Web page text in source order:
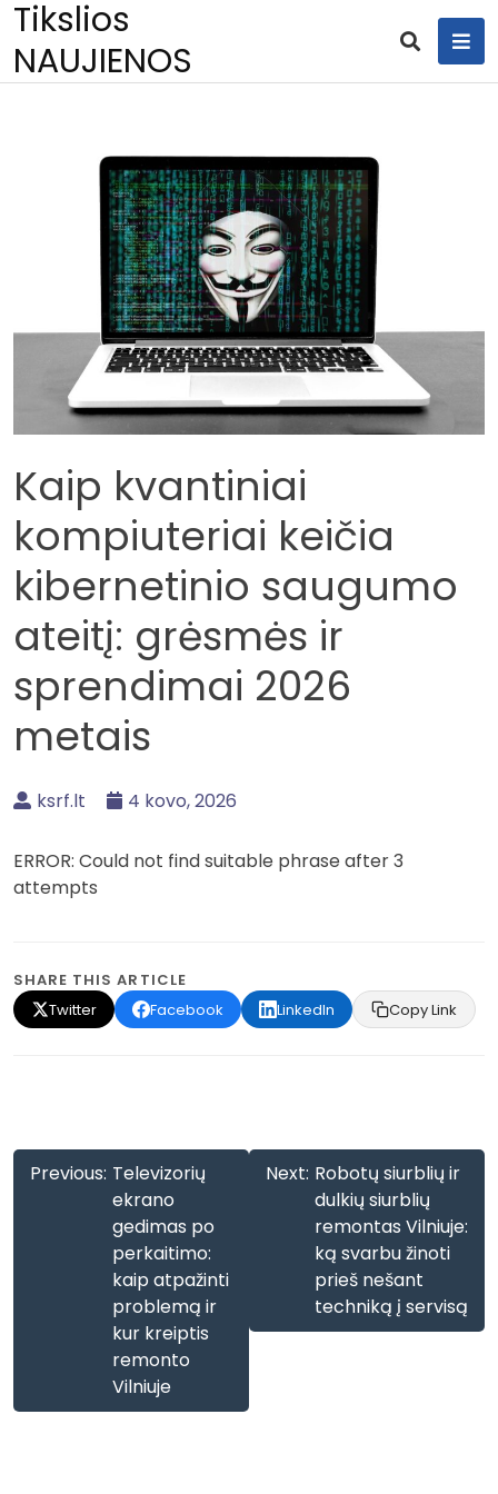
Skip
content
Tikslios
NAUJIENOS
Kaip kvantiniai
kompiuteriai keičia
kibernetinio saugumo
ateitį: grėsmės ir
sprendimai 2026
metais
ksrf.lt 4 kovo, 2026
ERROR: Could not find suitable phrase after 3
attempts
SHARE THIS ARTICLE
Twitter
Facebook LinkedIn Copy Link
Navigacija
Previous: Televizorių
ekrano
gedimas po
perkaitimo:
kaip atpažinti
problemą ir
kur kreiptis
remonto
Vilniuje
Next: Robotų siurblių ir
dulkių siurblių
remontas Vilniuje:
ką svarbu žinoti
prieš nešant
techniką į servisą